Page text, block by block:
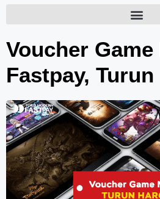
Voucher Game
Fastpay, Turun